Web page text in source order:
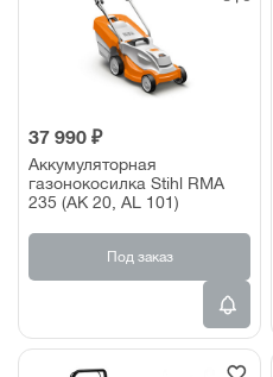
37 990 ₽
Аккумуляторная
газонокосилка Stihl RMA
235 (АК 20, AL 101)
Под заказ